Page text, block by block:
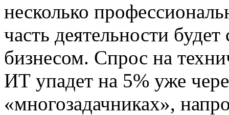
несколько
часть деятельности
бизнесом. Спрос на
ИТ упадет на 5% уже
«многозадачниках»,